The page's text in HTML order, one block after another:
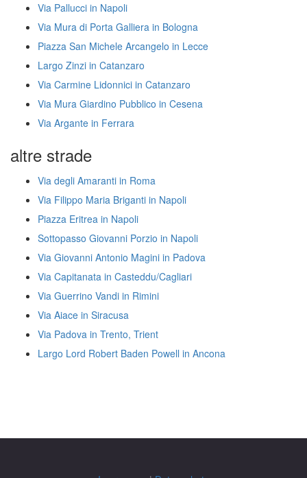
Via Pallucci in Napoli
Via Mura di Porta Galliera in Bologna
Piazza San Michele Arcangelo in Lecce
Largo Zinzi in Catanzaro
Via Carmine Lidonnici in Catanzaro
Via Mura Giardino Pubblico in Cesena
Via Argante in Ferrara
altre strade
Via degli Amaranti in Roma
Via Filippo Maria Briganti in Napoli
Piazza Eritrea in Napoli
Sottopasso Giovanni Porzio in Napoli
Via Giovanni Antonio Magini in Padova
Via Capitanata in Casteddu/Cagliari
Via Guerrino Vandi in Rimini
Via Aiace in Siracusa
Via Padova in Trento, Trient
Largo Lord Robert Baden Powell in Ancona